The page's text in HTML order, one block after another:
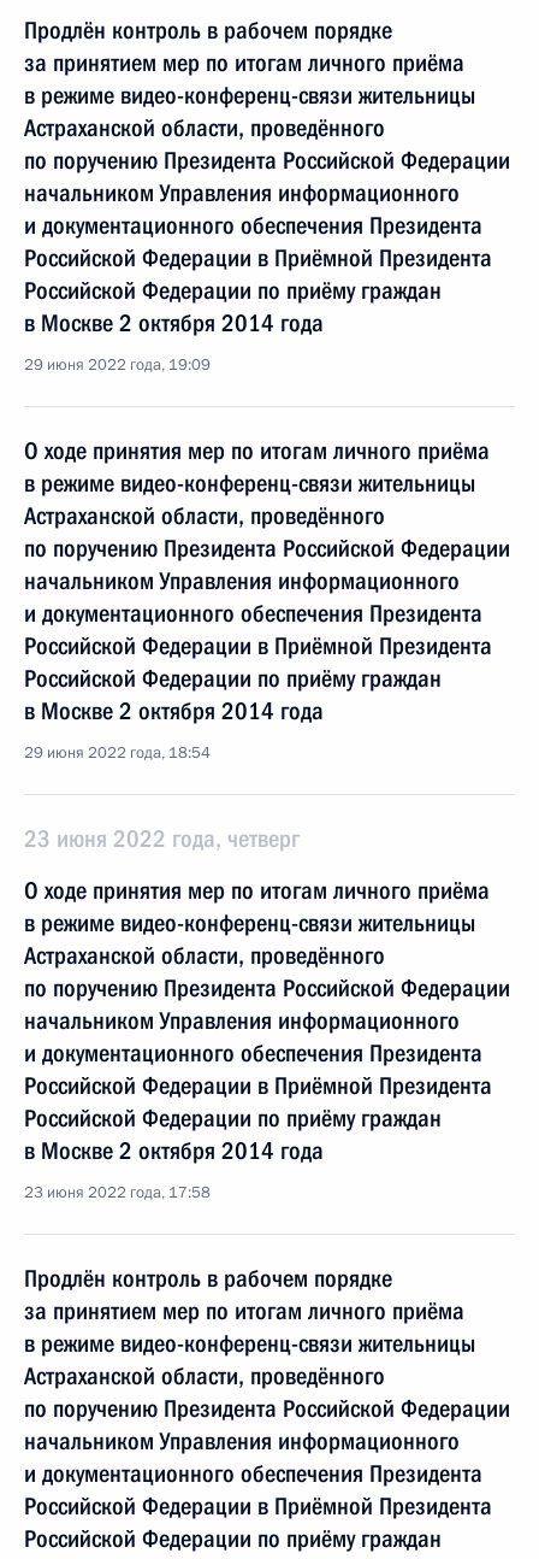
Продлён контроль в рабочем порядке
за принятием мер по итогам личного приёма
в режиме видео-конференц-связи жительницы
Астраханской области, проведённого
по поручению Президента Российской Федерации
начальником Управления информационного
и документационного обеспечения Президента
Российской Федерации в Приёмной Президента
Российской Федерации по приёму граждан
в Москве 2 октября 2014 года
29 июня 2022 года, 19:09
О ходе принятия мер по итогам личного приёма
в режиме видео-конференц-связи жительницы
Астраханской области, проведённого
по поручению Президента Российской Федерации
начальником Управления информационного
и документационного обеспечения Президента
Российской Федерации в Приёмной Президента
Российской Федерации по приёму граждан
в Москве 2 октября 2014 года
29 июня 2022 года, 18:54
23 июня 2022 года, четверг
О ходе принятия мер по итогам личного приёма
в режиме видео-конференц-связи жительницы
Астраханской области, проведённого
по поручению Президента Российской Федерации
начальником Управления информационного
и документационного обеспечения Президента
Российской Федерации в Приёмной Президента
Российской Федерации по приёму граждан
в Москве 2 октября 2014 года
23 июня 2022 года, 17:58
Продлён контроль в рабочем порядке
за принятием мер по итогам личного приёма
в режиме видео-конференц-связи жительницы
Астраханской области, проведённого
по поручению Президента Российской Федерации
начальником Управления информационного
и документационного обеспечения Президента
Российской Федерации в Приёмной Президента
Российской Федерации по приёму граждан